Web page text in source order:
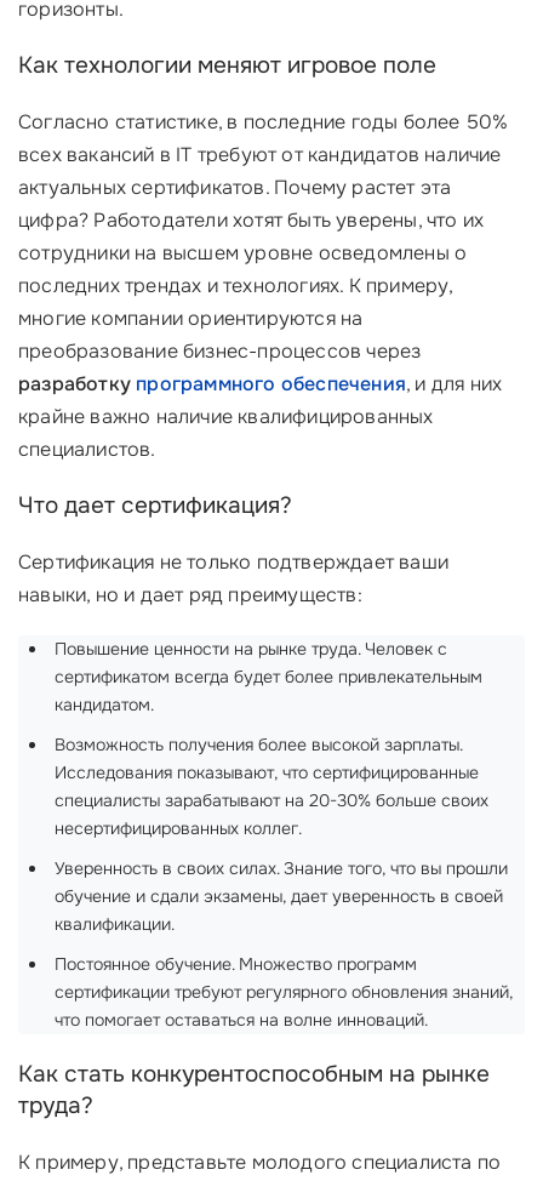
горизонты.
Как технологии меняют игровое поле
Согласно статистике, в последние годы более 50%
всех вакансий в IT требуют от кандидатов наличие
актуальных сертификатов. Почему растет эта
цифра? Работодатели хотят быть уверены, что их
сотрудники на высшем уровне осведомлены о
последних трендах и технологиях. К примеру,
многие компании ориентируются на
преобразование бизнес-процессов через
разработку программного обеспечения, и для них
крайне важно наличие квалифицированных
специалистов.
Что дает сертификация?
Сертификация не только подтверждает ваши
навыки, но и дает ряд преимуществ:
Повышение ценности на рынке труда. Человек с
сертификатом всегда будет более привлекательным
кандидатом.
Возможность получения более высокой зарплаты.
Исследования показывают, что сертифицированные
специалисты зарабатывают на 20-30% больше своих
несертифицированных коллег.
Уверенность в своих силах. Знание того, что вы прошли
обучение и сдали экзамены, дает уверенность в своей
квалификации.
Постоянное обучение. Множество программ
сертификации требуют регулярного обновления знаний,
что помогает оставаться на волне инноваций.
Как стать конкурентоспособным на рынке
труда?
К примеру, представьте молодого специалиста по